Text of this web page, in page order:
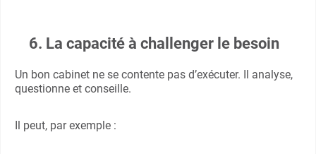
6. La capacité à challenger le besoin
Un bon cabinet ne se contente pas d’exécuter. Il analyse,
questionne et conseille.
Il peut, par exemple :